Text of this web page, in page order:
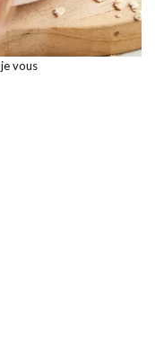
vous